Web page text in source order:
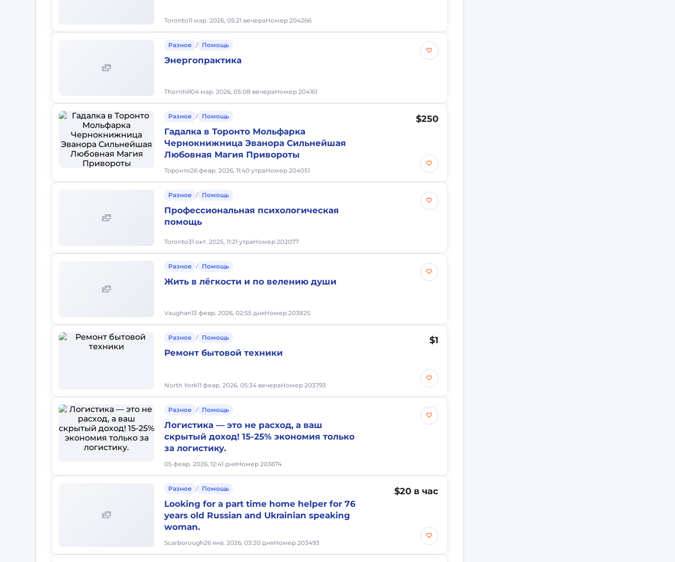
Toronto11 мар. 2026, 05:21 вечераНомер 204266
Разное / Помощь
Энергопрактика
Thornhill04 мар. 2026, 05:08 вечераНомер 204161
Разное / Помощь
Гадалка в Торонто Мольфарка
Чернокнижница Эванора Сильнейшая
Любовная Магия Привороты
Торонто26 февр. 2026, 11:40 утраНомер 204051
$250
Разное / Помощь
Профессиональная психологическая
помощь
Toronto31 окт. 2025, 11:21 утраНомер 202077
Разное / Помощь
Жить в лёгкости и по велению души
Vaughan13 февр. 2026, 02:55 дняНомер 203825
Разное / Помощь
Ремонт бытовой техники
North York11 февр. 2026, 05:34 вечераНомер 203793
$1
Разное / Помощь
Логистика — это не расход, а ваш
скрытый доход! 15-25% экономия только
за логистику.
05 февр. 2026, 12:41 дняНомер 203674
Разное / Помощь
Looking for a part time home helper for 76
years old Russian and Ukrainian speaking
woman.
Scarborough26 янв. 2026, 03:20 дняНомер 203493
$20 в час